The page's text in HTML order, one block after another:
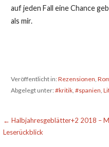
auf jeden Fall eine Chance
als mir.
Veröffentlicht in:Rezensionen
Abgelegt unter:#kritik, #spanien
← Halbjahresgeblätter+2 2018 –
Leserückblick